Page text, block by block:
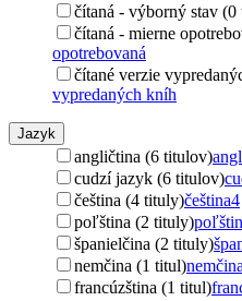
čítaná - výborný stav
čítaná - mierne
opotrebovaná
čítané verzie
vypredaných kníh
Jazyk
angličtina (6 titulov)
cudzí jazyk (6 titulov)
čeština (4 tituly)čeština4
poľština (2 tituly)
španielčina (2 tituly)
nemčina (1 titul)nemčina
francúzština (1 titul)